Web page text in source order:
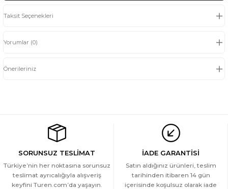
Taksit Seçenekleri
Yorumlar (0)
Önerileriniz
SORUNSUZ TESLİMAT
Türkiye’nin her noktasına sorunsuz
teslimat ayrıcalığıyla alışveriş
keyfini Turen.com’da yaşayın.
İADE GARANTİSİ
Satın aldığınız ürünleri, teslim
tarihinden itibaren 14 gün
içerisinde koşulsuz olarak iade